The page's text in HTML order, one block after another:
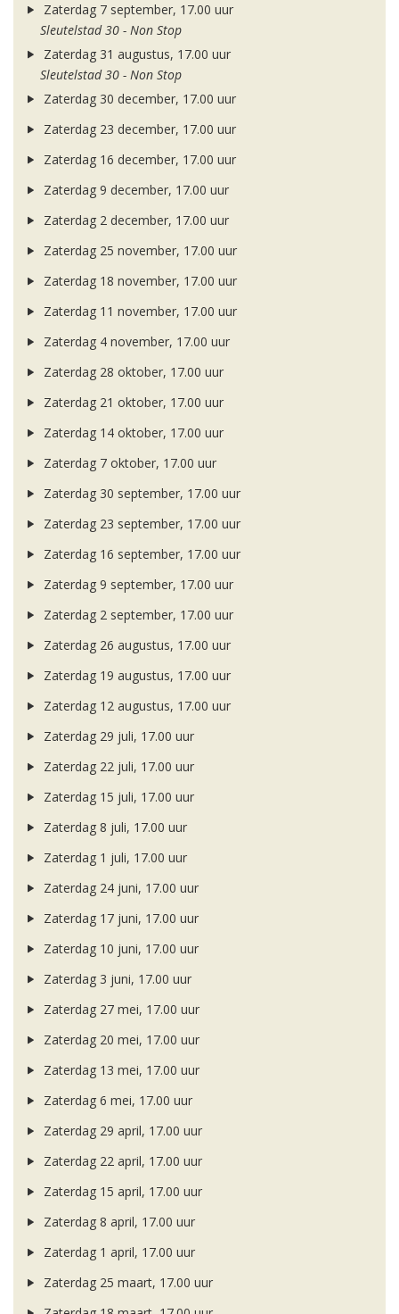
Zaterdag 7 september, 17.00 uur
Sleutelstad 30 - Non Stop
Zaterdag 31 augustus, 17.00 uur
Sleutelstad 30 - Non Stop
Zaterdag 30 december, 17.00 uur
Zaterdag 23 december, 17.00 uur
Zaterdag 16 december, 17.00 uur
Zaterdag 9 december, 17.00 uur
Zaterdag 2 december, 17.00 uur
Zaterdag 25 november, 17.00 uur
Zaterdag 18 november, 17.00 uur
Zaterdag 11 november, 17.00 uur
Zaterdag 4 november, 17.00 uur
Zaterdag 28 oktober, 17.00 uur
Zaterdag 21 oktober, 17.00 uur
Zaterdag 14 oktober, 17.00 uur
Zaterdag 7 oktober, 17.00 uur
Zaterdag 30 september, 17.00 uur
Zaterdag 23 september, 17.00 uur
Zaterdag 16 september, 17.00 uur
Zaterdag 9 september, 17.00 uur
Zaterdag 2 september, 17.00 uur
Zaterdag 26 augustus, 17.00 uur
Zaterdag 19 augustus, 17.00 uur
Zaterdag 12 augustus, 17.00 uur
Zaterdag 29 juli, 17.00 uur
Zaterdag 22 juli, 17.00 uur
Zaterdag 15 juli, 17.00 uur
Zaterdag 8 juli, 17.00 uur
Zaterdag 1 juli, 17.00 uur
Zaterdag 24 juni, 17.00 uur
Zaterdag 17 juni, 17.00 uur
Zaterdag 10 juni, 17.00 uur
Zaterdag 3 juni, 17.00 uur
Zaterdag 27 mei, 17.00 uur
Zaterdag 20 mei, 17.00 uur
Zaterdag 13 mei, 17.00 uur
Zaterdag 6 mei, 17.00 uur
Zaterdag 29 april, 17.00 uur
Zaterdag 22 april, 17.00 uur
Zaterdag 15 april, 17.00 uur
Zaterdag 8 april, 17.00 uur
Zaterdag 1 april, 17.00 uur
Zaterdag 25 maart, 17.00 uur